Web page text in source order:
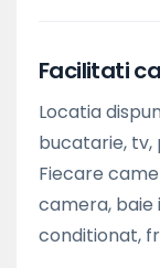
Facilitati
Locatia
bucatarie,
Fiecare
camera, baie
conditionat,